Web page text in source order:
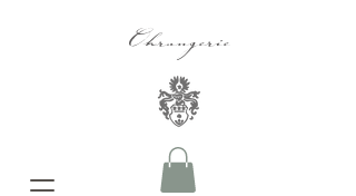
Ohrangerie